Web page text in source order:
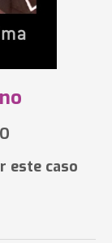
este caso